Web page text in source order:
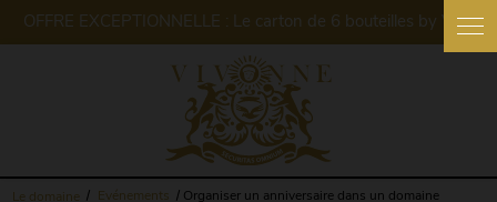
Le domaine Evénements
Organiser un anniversaire dans un domaine